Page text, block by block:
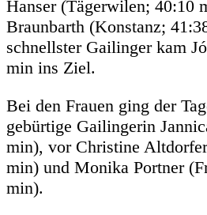
Hanser (Tägerwilen; 40:10
Braunbarth (Konstanz;
schnellster Gailinger kam
min ins Ziel.
Bei den Frauen ging der
gebürtige Gailingerin
min), vor Christine
min) und Monika Portner
min).